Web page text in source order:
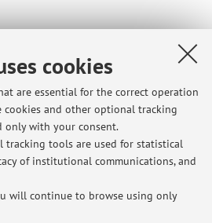
cookies
are essential for the correct operation
cookies and other optional tracking
only with your consent.
tracking tools are used for statistical
of institutional communications, and
will continue to browse using only
Valentina, Vai, Elena,
gli effetti sulla vita dei cittadini
2018, 5, pp. 48 - 52 [Scientific